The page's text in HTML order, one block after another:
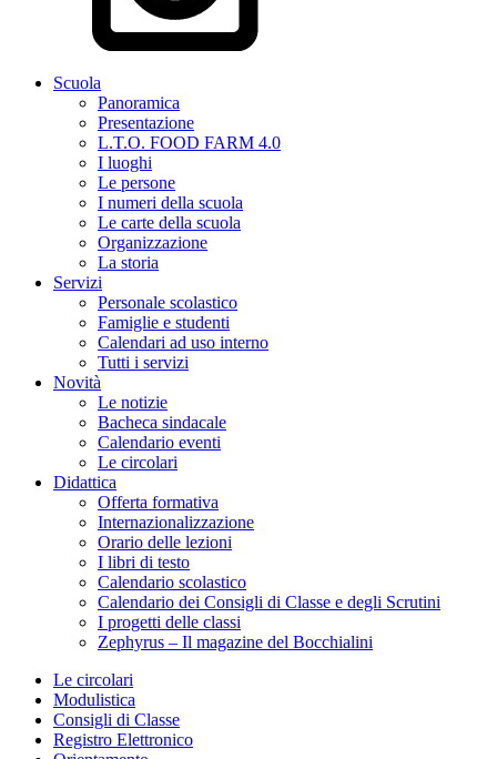
Scuola
Panoramica
Presentazione
L.T.O. FOOD FARM 4.0
I luoghi
Le persone
I numeri della scuola
Le carte della scuola
Organizzazione
La storia
Servizi
Personale scolastico
Famiglie e studenti
Calendari ad uso interno
Tutti i servizi
Novità
Le notizie
Bacheca sindacale
Calendario eventi
Le circolari
Didattica
Offerta formativa
Internazionalizzazione
Orario delle lezioni
I libri di testo
Calendario scolastico
Calendario dei Consigli di Classe e degli Scrutini
I progetti delle classi
Zephyrus – Il magazine del Bocchialini
Le circolari
Modulistica
Consigli di Classe
Registro Elettronico